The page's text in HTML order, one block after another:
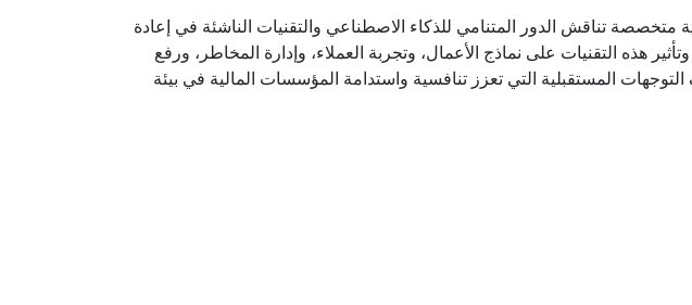
تناقش الدور المتنامي للذكاء الاصطناعي والتقنيات الناشئة في إعادة
هذه التقنيات على نماذج الأعمال، وتجربة العملاء، وإدارة المخاطر، ورفع
المستقبلية التي تعزز تنافسية واستدامة المؤسسات المالية في بيئة